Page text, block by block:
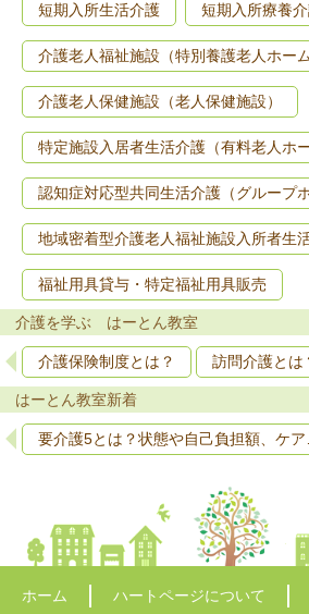
短期入所生活介護 短期入所療養
介護老人福祉施設（特別養護老人ホーム
介護老人保健施設（老人保健施設）
特定施設入居者生活介護（有料老人ホ
認知症対応型共同生活介護（グループホ
地域密着型介護老人福祉施設入所者生
福祉用具貸与・特定福祉用具販売
介護を学ぶ はーとん教室
介護保険制度とは？ 訪問介護とは
はーとん教室新着
要介護5とは？状態や自己負担額、ケア
ホーム ハートページについて